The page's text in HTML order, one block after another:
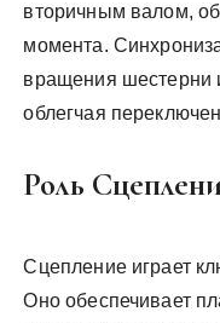
вторичным валом,
момента.
вращения шестерни
облегчая
Роль
Сцепление играет
Оно обеспечивает